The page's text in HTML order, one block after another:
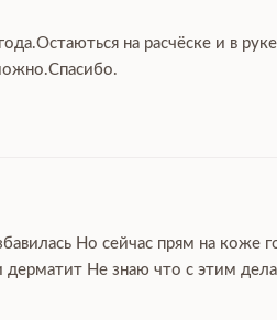
на расчёске и в
Но сейчас прям на коже
Не знаю что с этим